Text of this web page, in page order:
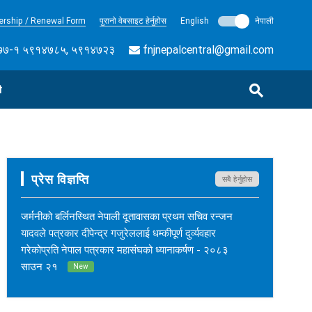
/ Renewal Form पुरानो वेबसाइट हेर्नुहोस English नेपाली
१ ५९१४७८५, ५९१४७२३ fnjnepalcentral@gmail.com
प्रेस विज्ञप्ति सबै हेर्नुहोस
जर्मनीको बर्लिनस्थित नेपाली दूतावासका प्रथम सचिव रन्जन
यादवले पत्रकार दीपेन्द्र गजुरेललाई धम्कीपूर्ण दुर्व्यवहार
गरेकोप्रति नेपाल पत्रकार महासंघको ध्यानाकर्षण - २०८३
साउन २१
New
नेपाल कर्म अनलाइनका सम्पादक सुशीलकुमार खड्काको